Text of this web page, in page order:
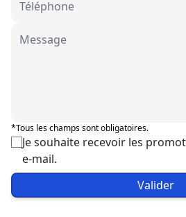
*Tous les champs sont obligatoires.
Je souhaite recevoir les
e-mail.
Valider